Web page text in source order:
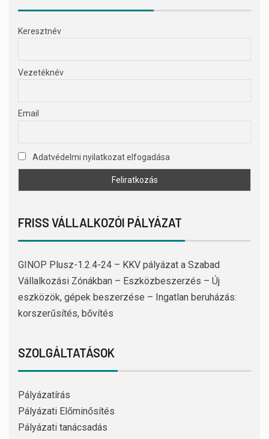
Keresztnév
Vezetéknév
Email
Adatvédelmi nyilatkozat elfogadása
FRISS VÁLLALKOZÓI PÁLYÁZAT
GINOP Plusz-1.2.4-24 – KKV pályázat a Szabad
Vállalkozási Zónákban – Eszközbeszerzés – Új
eszközök, gépek beszerzése – Ingatlan beruházás:
korszerűsítés, bővítés
SZOLGÁLTATÁSOK
Pályázatírás
Pályázati Előminősítés
Pályázati tanácsadás